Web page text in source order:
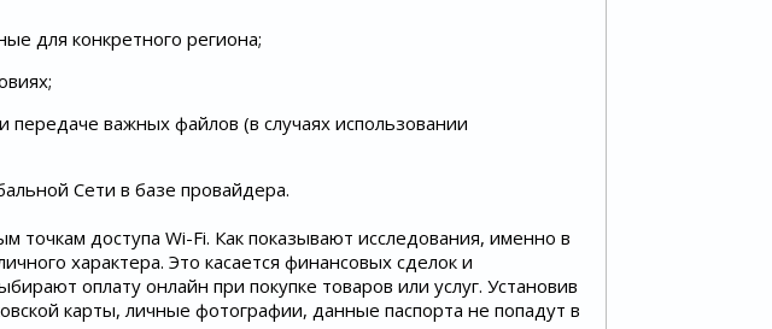
для конкретного региона;
важных файлов (в случаях использовании
Сети в базе провайдера.
точкам доступа Wi-Fi. Как показывают исследования, именно в
характера. Это касается финансовых сделок и
оплату онлайн при покупке товаров или услуг. Установив
карты, личные фотографии, данные паспорта не попадут в